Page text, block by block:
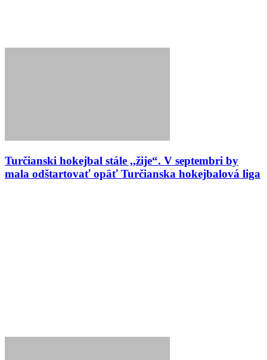
Turčianski hokejbal stále ,,žije“. V septembri by
mala odštartovať opäť Turčianska hokejbalová liga